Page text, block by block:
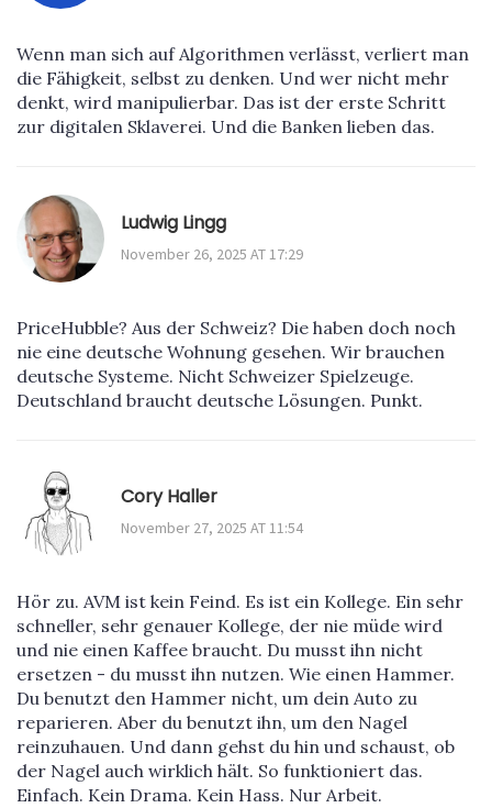
Wenn man sich auf Algorithmen verlässt, verliert man
die Fähigkeit, selbst zu denken. Und wer nicht mehr
denkt, wird manipulierbar. Das ist der erste Schritt
zur digitalen Sklaverei. Und die Banken lieben das.
Ludwig Lingg
November 26, 2025 AT 17:29
PriceHubble? Aus der Schweiz? Die haben doch noch
nie eine deutsche Wohnung gesehen. Wir brauchen
deutsche Systeme. Nicht Schweizer Spielzeuge.
Deutschland braucht deutsche Lösungen. Punkt.
Cory Haller
November 27, 2025 AT 11:54
Hör zu. AVM ist kein Feind. Es ist ein Kollege. Ein sehr
schneller, sehr genauer Kollege, der nie müde wird
und nie einen Kaffee braucht. Du musst ihn nicht
ersetzen - du musst ihn nutzen. Wie einen Hammer.
Du benutzt den Hammer nicht, um dein Auto zu
reparieren. Aber du benutzt ihn, um den Nagel
reinzuhauen. Und dann gehst du hin und schaust, ob
der Nagel auch wirklich hält. So funktioniert das.
Einfach. Kein Drama. Kein Hass. Nur Arbeit.